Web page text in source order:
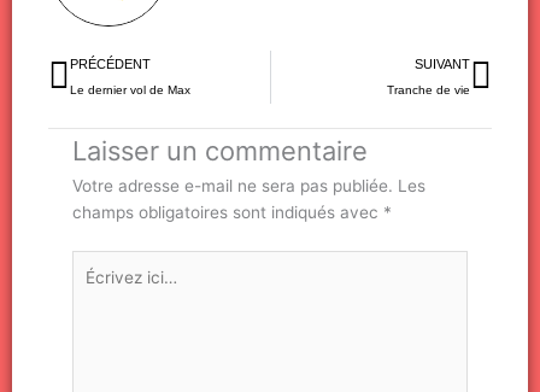
Précédent
PRÉCÉDENT
Le dernier vol de Max
SUIVANT
Tranche de vie
Laisser un commentaire
Votre adresse e-mail ne sera pas publiée. Les
champs obligatoires sont indiqués avec *
Écrivez
ici…